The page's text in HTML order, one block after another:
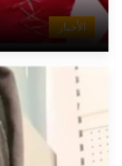
الأخبار